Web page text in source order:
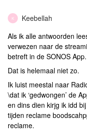
K Keebellah
Als ik alle antwoorden
verwezen naar de
betreft in de SONOS App.
Dat is helemaal niet zo.
Ik luist meestal naar
\dat ik ‘gedwongen’ de
en dins dien kirjg ik idd
tijden reclame
reclame.